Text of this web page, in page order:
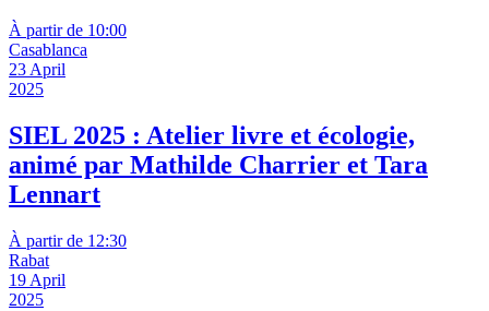
À partir de 10:00
Casablanca
23 April
2025
SIEL 2025 : Atelier livre et écologie,
animé par Mathilde Charrier et Tara
Lennart
À partir de 12:30
Rabat
19 April
2025